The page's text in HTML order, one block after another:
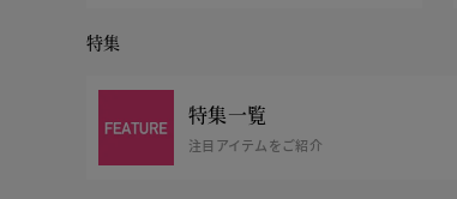
特集
特集一覧
注目アイテムをご紹介